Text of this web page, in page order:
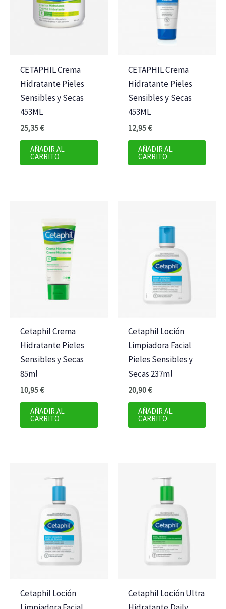
CETAPHIL Crema
Hidratante Pieles
Sensibles y Secas
453ML
25,35€
AÑADIR AL
CARRITO
CETAPHIL Crema
Hidratante Pieles
Sensibles y Secas
453ML
12,95€
AÑADIR AL
CARRITO
Cetaphil Crema
Hidratante Pieles
Sensibles y Secas
85ml
10,95€
AÑADIR AL
CARRITO
Cetaphil Loción
Limpiadora Facial
Pieles Sensibles y
Secas 237ml
20,90€
AÑADIR AL
CARRITO
Cetaphil Loción
Cetaphil Loción Ultra